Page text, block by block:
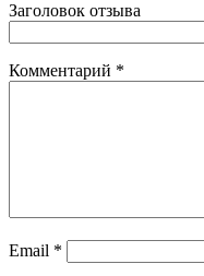
Заголовок отзыва
Комментарий *
Email *